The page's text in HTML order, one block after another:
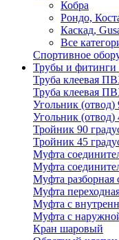
Кобра
Рондо,
Каскад,
Все
Спортивное
Трубы и
Труба клеевая
Труба клеевая
Угольник (отвод)
Угольник (отвод)
Тройник 90
Тройник 45
Муфта
Муфта
Муфта разборная
Муфта
Муфта с
Муфта с
Кран шаровый